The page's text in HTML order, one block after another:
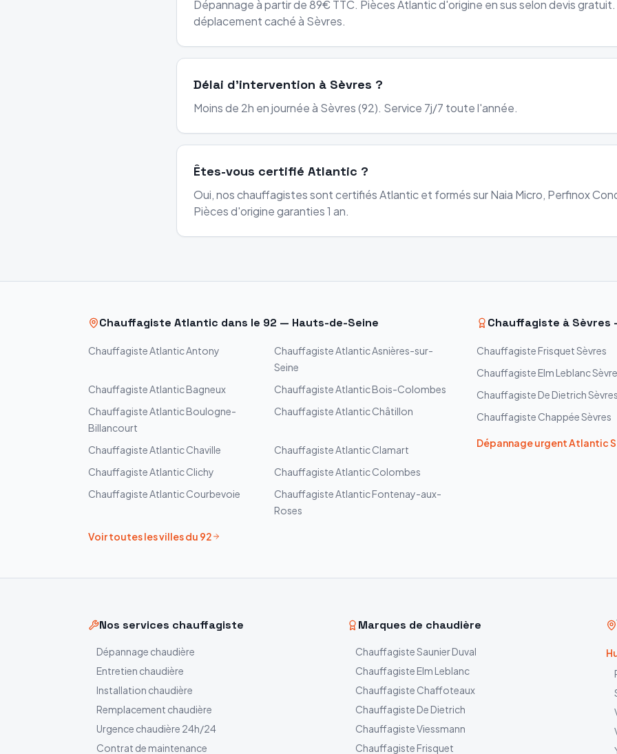
Dépannage à partir de 89€ TTC. Pièces Atlantic d'origine en sus selon devis
déplacement caché à Sèvres.
Délai d'intervention à Sèvres ?
Moins de 2h en journée à Sèvres (92). Service 7j/7 toute l'année.
Êtes-vous certifié Atlantic ?
Oui, nos chauffagistes sont certifiés Atlantic et formés sur Naia Micro, Perfinox
Pièces d'origine garanties 1 an.
Chauffagiste Atlantic dans le 92 — Hauts-de-Seine
ChauffagisteAtlanticAntony ChauffagisteAtlanticAsnières-sur-
Seine
ChauffagisteAtlanticBagneux ChauffagisteAtlanticBois-Colombes
ChauffagisteAtlanticBoulogne-
Billancourt
ChauffagisteAtlanticChâtillon
ChauffagisteAtlanticChaville ChauffagisteAtlanticClamart
ChauffagisteAtlanticClichy ChauffagisteAtlanticColombes
ChauffagisteAtlanticCourbevoie ChauffagisteAtlanticFontenay-aux-
Roses
Voir toutes les villes du 92
Chauffagiste à Sèvres
Chauffagiste FrisquetSèvres
Chauffagiste Elm Leblanc
Chauffagiste De Dietrich
Chauffagiste ChappéeSèvres
Dépannage urgentAtlantic
Nos services chauffagiste
Dépannage chaudière
Entretien chaudière
Installation chaudière
Remplacement chaudière
Urgence chaudière 24h/24
Contrat de maintenance
Marques de chaudière
ChauffagisteSaunier Duval
Chauffagiste Elm Leblanc
Chauffagiste Chaffoteaux
Chauffagiste De Dietrich
ChauffagisteViessmann
Chauffagiste Frisquet